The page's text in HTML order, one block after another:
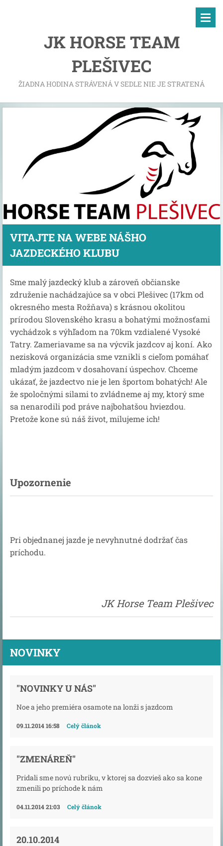
JK HORSE TEAM
PLEŠIVEC
ŽIADNA HODINA STRÁVENÁ V SEDLE NIE JE STRATENÁ
VITAJTE NA WEBE NÁŠHO
JAZDECKÉHO KLUBU
Sme malý jazdecký klub a zároveň občianske
združenie nachádzajúce sa v obci Plešivec (17km od
okresného mesta Rožňava) s krásnou okolitou
prírodou Slovenského krasu a bohatými možnosťami
vychádzok s výhľadom na 70km vzdialené Vysoké
Tatry. Zameriavame sa na výcvik jazdcov aj koní. Ako
nezisková organizácia sme vznikli s cieľom pomáhať
mladým jazdcom v dosahovaní úspechov. Chceme
ukázať, že jazdectvo nie je len športom bohatých! Ale
že spoločnými silami to zvládneme aj my, ktorý sme
sa nenarodili pod práve najbohatšou hviezdou.
Pretože kone sú náš život, milujeme ich!
Upozornenie
Pri objednanej jazde je nevyhnutné dodržať čas
príchodu.
JK Horse Team Plešivec
NOVINKY
"NOVINKY U NÁS"
Noe a jeho premiéra osamote na lonži s jazdcom
09.11.2014 16:58 Celý článok
"ZMENÁREŇ"
Pridali sme novú rubriku, v ktorej sa dozvieš ako sa kone
zmenili po príchode k nám
04.11.2014 21:03 Celý článok
20.10.2014